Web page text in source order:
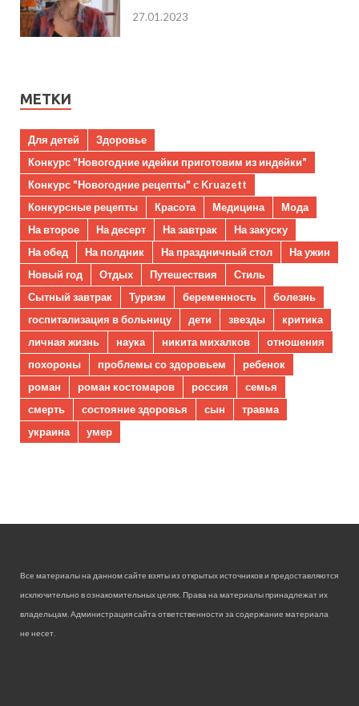
27.01.2023
МЕТКИ
Для детей
Здоровье
Конкурс "Новогодние идейки приготовим из индейки"
Конкурс "Новогодние рецепты" с Kruazett
Конкурсные рецепты
Красота Медицина
Мода
На второе
На десерт На завтрак
На закуску
На обед
На полдник На праздничный стол
На ужин
Новый год
Отдых Путешествия
Стиль
Сытный завтрак
Туризм беременность
болезнь
госпитализация в больницу
дети звезды
критика
личная жизнь
наука никита михалков
отношения
похороны
проблемы со здоровьем
ребенок
роман
роман костомаров россия
семья
смерть
состояние здоровья сын
травма
украина
умер
Все материалы на данном сайте взяты из открытых источников и предоставляются
исключительно в ознакомительных целях. Права на материалы принадлежат их
владельцам. Администрация сайта ответственности за содержание материала
не несет.